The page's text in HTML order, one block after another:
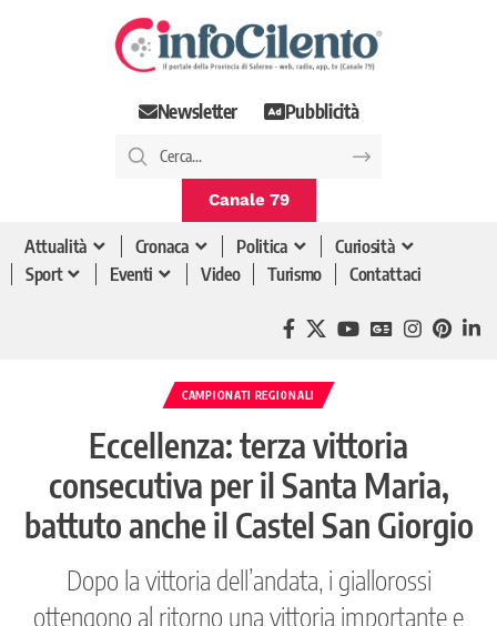
Newsletter Pubblicità
Canale 79
Attualità Cronaca Politica
Curiosità
Sport
Eventi Video Turismo Contattaci
CAMPIONATI REGIONALI
Eccellenza: terza vittoria
consecutiva per il Santa Maria,
battuto anche il Castel San Giorgio
Dopo la vittoria dell’andata, i giallorossi
ottengono al ritorno una vittoria importante e